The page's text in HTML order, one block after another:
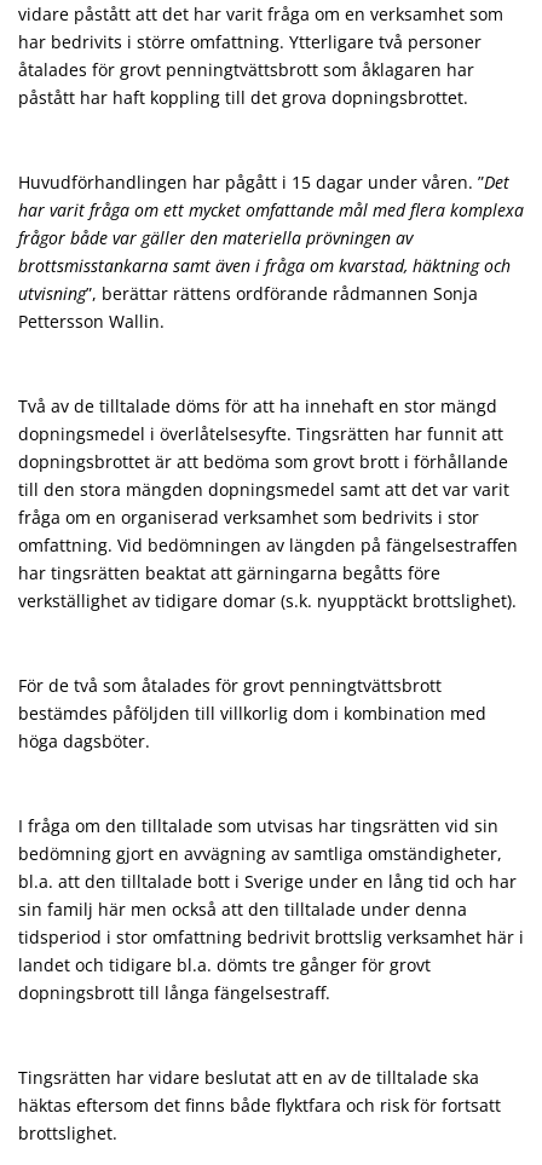
vidare påstått att det har varit fråga om en verksamhet som
har bedrivits i större omfattning. Ytterligare två personer
åtalades för grovt penningtvättsbrott som åklagaren har
påstått har haft koppling till det grova dopningsbrottet.
Huvudförhandlingen har pågått i 15 dagar under våren. ”Det
har varit fråga om ett mycket omfattande mål med flera komplexa
frågor både var gäller den materiella prövningen av
brottsmisstankarna samt även i fråga om kvarstad, häktning och
utvisning”, berättar rättens ordförande rådmannen Sonja
Pettersson Wallin.
Två av de tilltalade döms för att ha innehaft en stor mängd
dopningsmedel i överlåtelsesyfte. Tingsrätten har funnit att
dopningsbrottet är att bedöma som grovt brott i förhållande
till den stora mängden dopningsmedel samt att det var varit
fråga om en organiserad verksamhet som bedrivits i stor
omfattning. Vid bedömningen av längden på fängelsestraffen
har tingsrätten beaktat att gärningarna begåtts före
verkställighet av tidigare domar (s.k. nyupptäckt brottslighet).
För de två som åtalades för grovt penningtvättsbrott
bestämdes påföljden till villkorlig dom i kombination med
höga dagsböter.
I fråga om den tilltalade som utvisas har tingsrätten vid sin
bedömning gjort en avvägning av samtliga omständigheter,
bl.a. att den tilltalade bott i Sverige under en lång tid och har
sin familj här men också att den tilltalade under denna
tidsperiod i stor omfattning bedrivit brottslig verksamhet här i
landet och tidigare bl.a. dömts tre gånger för grovt
dopningsbrott till långa fängelsestraff.
Tingsrätten har vidare beslutat att en av de tilltalade ska
häktas eftersom det finns både flyktfara och risk för fortsatt
brottslighet.